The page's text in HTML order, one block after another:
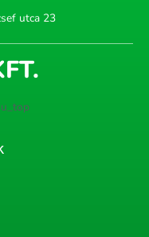
utca 23